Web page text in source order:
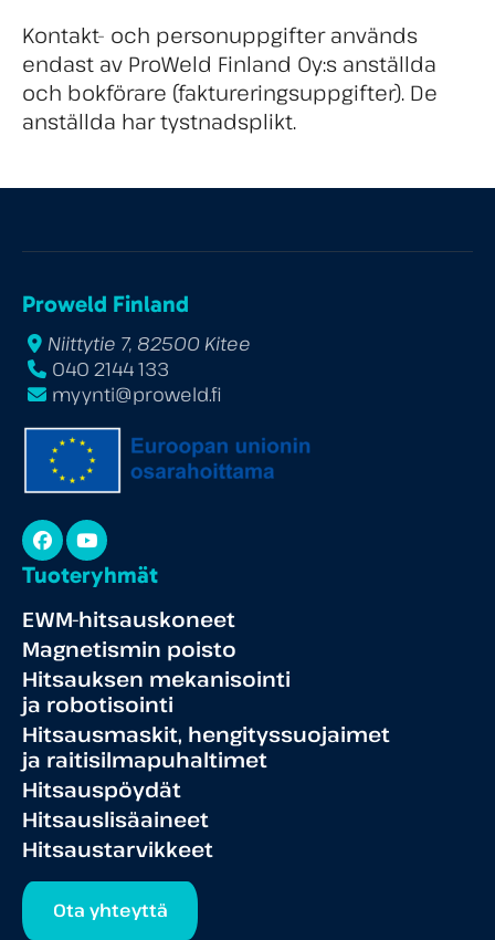
Kontakt- och personuppgifter används
endast av ProWeld Finland Oy:s anställda
och bokförare (faktureringsuppgifter). De
anställda har tystnadsplikt.
Proweld Finland
Niittytie 7, 82500 Kitee
040 2144 133
myynti@proweld.fi
Facebook
YouTube
Tuoteryhmät
EWM-hitsauskoneet
Magnetismin poisto
Hitsauksen mekanisointi
ja robotisointi
Hitsausmaskit, hengityssuojaimet
ja raitisilmapuhaltimet
Hitsauspöydät
Hitsauslisäaineet
Hitsaustarvikkeet
Ota yhteyttä